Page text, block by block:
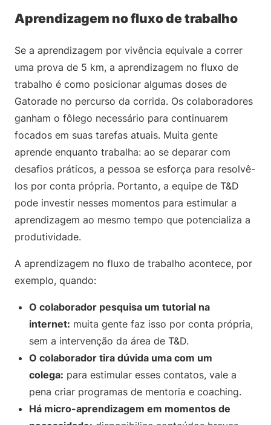
Aprendizagem no fluxo de trabalho
Se a aprendizagem por vivência equivale a correr
uma prova de 5 km, a aprendizagem no fluxo de
trabalho é como posicionar algumas doses de
Gatorade no percurso da corrida. Os colaboradores
ganham o fôlego necessário para continuarem
focados em suas tarefas atuais. Muita gente
aprende enquanto trabalha: ao se deparar com
desafios práticos, a pessoa se esforça para resolvê-
los por conta própria. Portanto, a equipe de T&D
pode investir nesses momentos para estimular a
aprendizagem ao mesmo tempo que potencializa a
produtividade.
A aprendizagem no fluxo de trabalho acontece, por
exemplo, quando:
O colaborador pesquisa um tutorial na
internet: muita gente faz isso por conta própria,
sem a intervenção da área de T&D.
O colaborador tira dúvida uma com um
colega: para estimular esses contatos, vale a
pena criar programas de mentoria e coaching.
Há micro-aprendizagem em momentos de